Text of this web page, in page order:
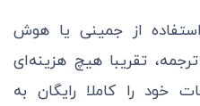
از جمینی یا هوش
تقریبا هیچ هزینه‌ای
خود را کاملا رایگان به